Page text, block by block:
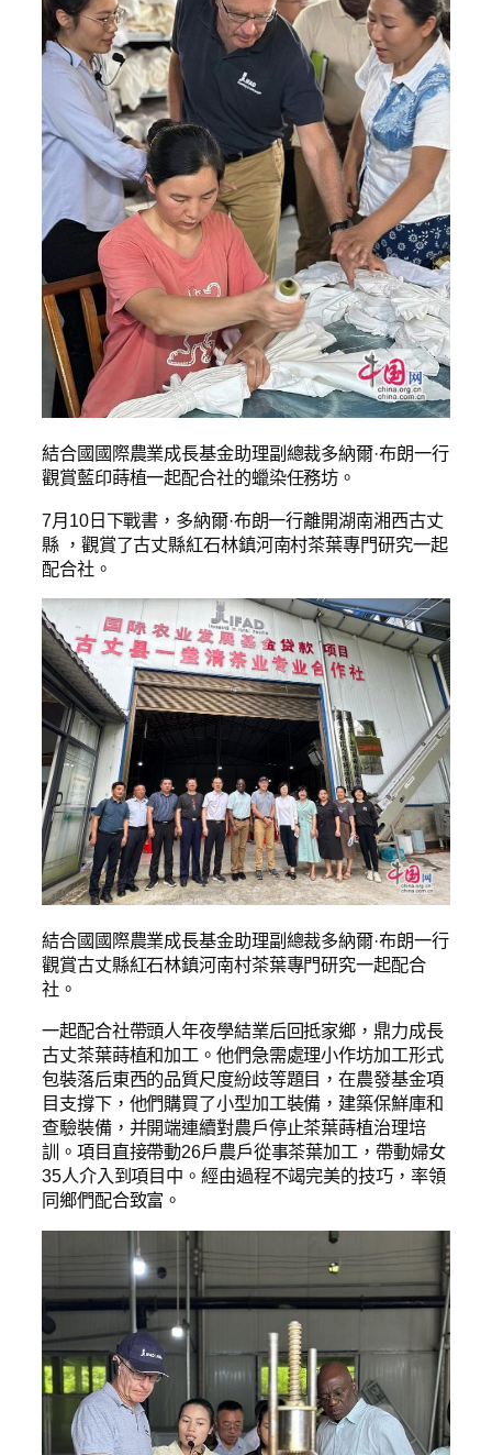
結合國國際農業成長基金助理副總裁多納爾·布朗一行
觀賞藍印蒔植一起配合社的蠟染任務坊。
7月10日下戰書，多納爾·布朗一行離開湖南湘西古丈
縣 ，觀賞了古丈縣紅石林鎮河南村茶葉專門研究一起
配合社。
結合國國際農業成長基金助理副總裁多納爾·布朗一行
觀賞古丈縣紅石林鎮河南村茶葉專門研究一起配合
社。
一起配合社帶頭人年夜學結業后回抵家鄉，鼎力成長
古丈茶葉蒔植和加工。他們急需處理小作坊加工形式
包裝落后東西的品質尺度紛歧等題目，在農發基金項
目支撐下，他們購買了小型加工裝備，建築保鮮庫和
查驗裝備，并開端連續對農戶停止茶葉蒔植治理培
訓。項目直接帶動26戶農戶從事茶葉加工，帶動婦女
35人介入到項目中。經由過程不竭完美的技巧，率領
同鄉們配合致富。